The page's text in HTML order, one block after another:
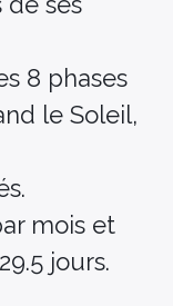
8 phases
le Soleil,
mois et
jours.